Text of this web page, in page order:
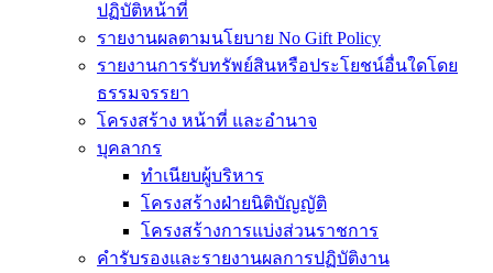
ปฏิบัติหน้าที่
รายงานผลตามนโยบาย No Gift Policy
รายงานการรับทรัพย์สินหรือประโยชน์อื่นใดโดย
ธรรมจรรยา
โครงสร้าง หน้าที่ และอำนาจ
บุคลากร
ทำเนียบผู้บริหาร
โครงสร้างฝ่ายนิติบัญญัติ
โครงสร้างการแบ่งส่วนราชการ
คำรับรองและรายงานผลการปฏิบัติงาน